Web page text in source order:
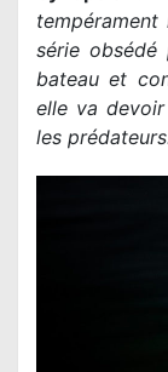
série obsédé
bateau et
elle va
les